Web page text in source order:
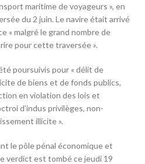
maritime de voyageurs », en
du 2 juin. Le navire était arrivé
« malgré le grand nombre de
pour cette traversée ».
poursuivis pour « délit de
de biens et de fonds publics,
en violation des lois et
d’indus privilèges, non-
illicite ».
le pôle pénal économique et
verdict est tombé ce jeudi 19